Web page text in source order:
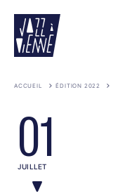
contenu
principal
ACCUEIL ÉDITION 2022
01
JUILLET